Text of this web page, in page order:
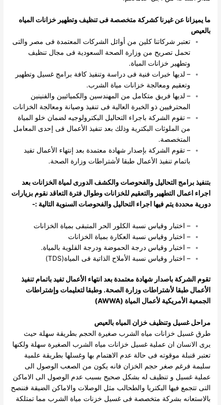
ما يميزانا عن غيرنا كشركة متخصصة فى تنظيف وتطهير خزانات المياه
بالعيص
تعتبر شركاتنا كلين من أوائل الشركات المعتمدة فى مصر والتى
تحمل تصريح من وزارة الصحة السعودية فى مجال تنظيف
وتطهير خزانات المياة.
– لديها خبرات فنية فى دراسة وتنفيذ كافة برامج غسيل وتطهير
وتعقيم ومعالجة خزانات مياة الشرب.
– لديها فريق متكامل من المهندسين والكميائيين والفنينين
المحترفيين ذو الخبرة العالية فى تنفيذ وصيانة ومعالجة الخزانات
– تقوم الشركة باجراء التحاليل البكترولوجيه لضمان خلو المياة
من الملوثات البكترية وذلك بعد تنفيذ الأعمال فى إحدى المعامل
المتخصصة.
– تقوم الشركة بإصدار شهادة معتمدة بعد إنتهاء الأعمال تفيد
باتمام تنفيذ الأعمال طبقا لأشتراطات وزارة الصحة.
بتنفيذ برامج التحاليل والفحوصات والكشف الدورى لمياة الخزانات بعد
اجراء اعمال التطهير والتعقيم للخزانات وطوال فترة التعاقد نقوم بزيارات
دورية محددة يتم فيها اجراء التحاليل والفحوصات السنوية التالية :-
– اختبار وقياس نسبة الكلور الحر المتبقى بمياة الخزانات
– اختبار وقياس نسبة العكارة بمياة الخزانات
– اختبار وقياس درجة الحموضة ودرجة القلوية بالمياة.
– اختبار وقياس نسبة الأملاح الذاتية فى المياة(TDS)
تقوم الشركة باصدار شهادة معتمدة بعد انتهاء الأعمال تفيد باتمام تنفيذ
الأعمال طبقا لأشتراطات وزارة الصحة. وطبقا لتعليمات وإشتراطات
الجمعية الأمريكية لأعمال المياة (AWWA)
مراحل غسيل وتنظيف خزان المياه بالعيص
طرق غسيل خزانات مياه الشرب صغيرة الحجم بطريقة سهلة حيث
يرى الانسان ان عملية غسيل خزانات مياه الشرب الصغيرة سهلة ولكنها
تعتبر قنبلة موقوته فى حالة عدم الاهتمام بها وغسلها بطريقة علمية
سليمة فرغم صغر حجم الخزان فانه يكون من الصعب الوصول الى
عملية غسيل و تنظيف له بشكل صحيح بسبب عدم الوصول الى الاماكن
التى تتجمع فيها البكتريا والطحالب مثل الوصلات والاماكن الضيقة فننصح
بالاستعانه بشركة متخصصة فى غسيل خزنات مياة الشرب مما تمتلكة